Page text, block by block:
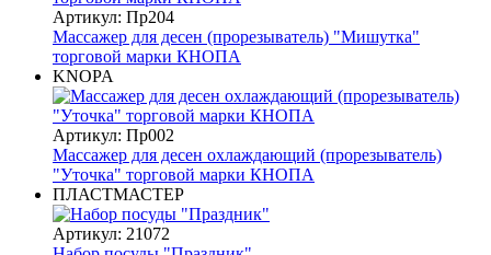
Артикул: Пр204
Массажер для десен (прорезыватель) "Мишутка"
торговой марки КНОПА
KNOPA
Артикул: Пр002
Массажер для десен охлаждающий (прорезыватель)
"Уточка" торговой марки КНОПА
ПЛАСТМАСТЕР
Артикул: 21072